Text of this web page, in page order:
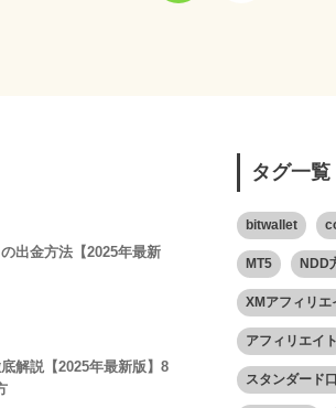
出金方法【2025年最新
解説【2025年最新版】8
タグ一覧
bitwallet
MT5 NDD
XMアフィリエ
アフィリエイト
スタンダード